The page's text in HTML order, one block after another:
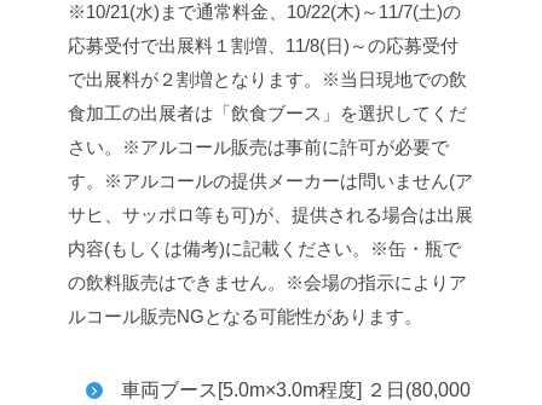
※10/21(水)まで通常料金、10/22(木)～11/7(土)の
応募受付で出展料１割増、11/8(日)～の応募受付
で出展料が２割増となります。
※当日現地での飲
食加工の出展者は「飲食ブース」を選択してくだ
さい。
※アルコール販売は事前に許可が必要で
す。
※アルコールの提供メーカーは問いません(ア
サヒ、サッポロ等も可)が、提供される場合は出展
内容(もしくは備考)に記載ください。
※缶・瓶で
の飲料販売はできません。
※会場の指示によりア
ルコール販売NGとなる可能性があります。
車両ブース[5.0m×3.0m程度] ２日(80,000